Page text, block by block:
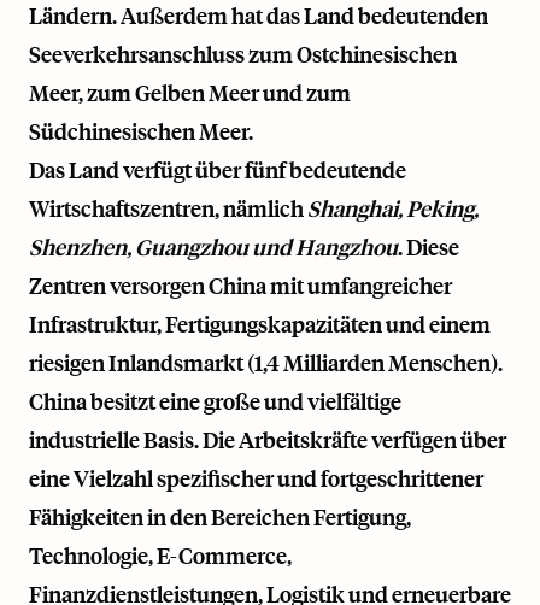
Ländern. Außerdem hat das Land bedeutenden
Seeverkehrsanschluss zum Ostchinesischen
Meer, zum Gelben Meer und zum
Südchinesischen Meer.
Das Land verfügt über fünf bedeutende
Wirtschaftszentren, nämlichShanghai, Peking,
Shenzhen, Guangzhou und Hangzhou. Diese
Zentren versorgen China mit umfangreicher
Infrastruktur, Fertigungskapazitäten und einem
riesigen Inlandsmarkt (1,4 Milliarden Menschen).
China besitzt eine große und vielfältige
industrielle Basis. Die Arbeitskräfte verfügen über
eine Vielzahl spezifischer und fortgeschrittener
Fähigkeiten in den Bereichen Fertigung,
Technologie, E-Commerce,
Finanzdienstleistungen, Logistik und erneuerbare